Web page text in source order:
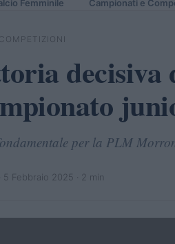
Femminile Campionati e
per la PLM
5 Febbraio 2025 · 2 min